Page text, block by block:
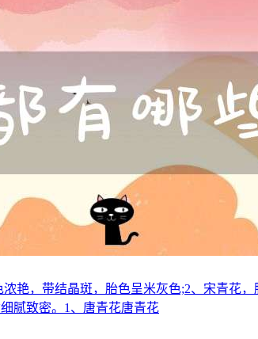
艳，带结晶斑，胎色呈米灰色;2、宋青花
腻致密。1、唐青花唐青花